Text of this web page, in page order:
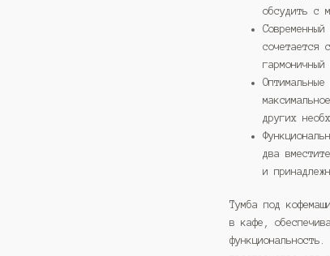
обсудить с
сочетается
других
два
и
Тумба под
в кафе,